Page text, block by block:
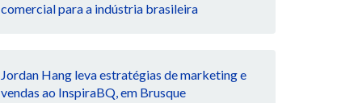
comercial para a indústria brasileira
Jordan Hang leva estratégias de marketing e
vendas ao InspiraBQ, em Brusque